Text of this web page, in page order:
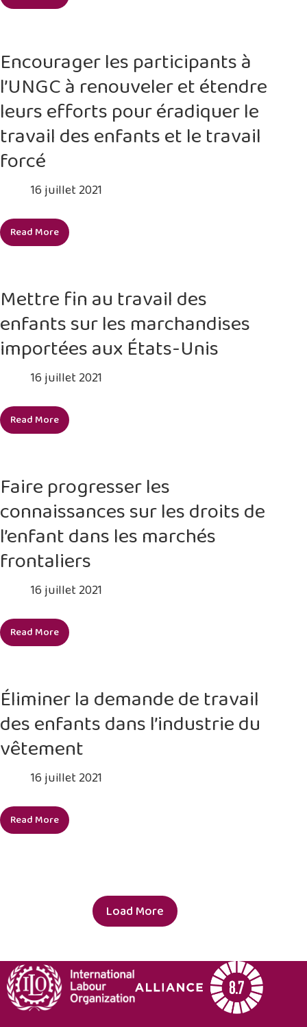
du
travail
enfants
Encourager les participants à
l’UNGC à renouveler et étendre
leurs efforts pour éradiquer le
travail des enfants et le travail
forcé
16 juillet 2021
Read MoreEncourager
à
l’UNGC
à
renouveler
et
étendre
leurs
efforts
pour
éradiquer
des
enfants
et
le
travail
forcé
Mettre fin au travail des
enfants sur les marchandises
importées aux États-Unis
16 juillet 2021
Read More
Mettre
des
enfants
sur
les
marchandises
aux
Unis
Faire progresser les
connaissances sur les droits de
l’enfant dans les marchés
frontaliers
16 juillet 2021
Read More
Faire
connaissances
sur
les
de
l’enfant
dans
les
marchés
frontaliers
Éliminer la demande de travail
des enfants dans l’industrie du
vêtement
16 juillet 2021
Read More
Éliminer
l’industrie
du
vêtement
Load More